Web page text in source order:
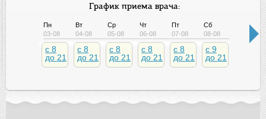
График приема врача:
Пн
03-08
c 8
до 21
Вт
04-08
c 8
до 21
Ср
05-08
c 8
до 21
Чт
06-08
c 8
до 21
Пт
07-08
c 8
до 21
Сб
08-08
c 9
до 21